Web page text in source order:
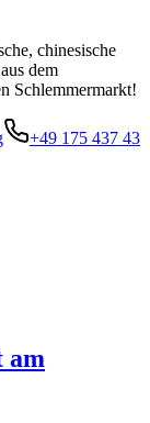
chinesische
dem
Schlemmermarkt!
+49 175 437 43
am